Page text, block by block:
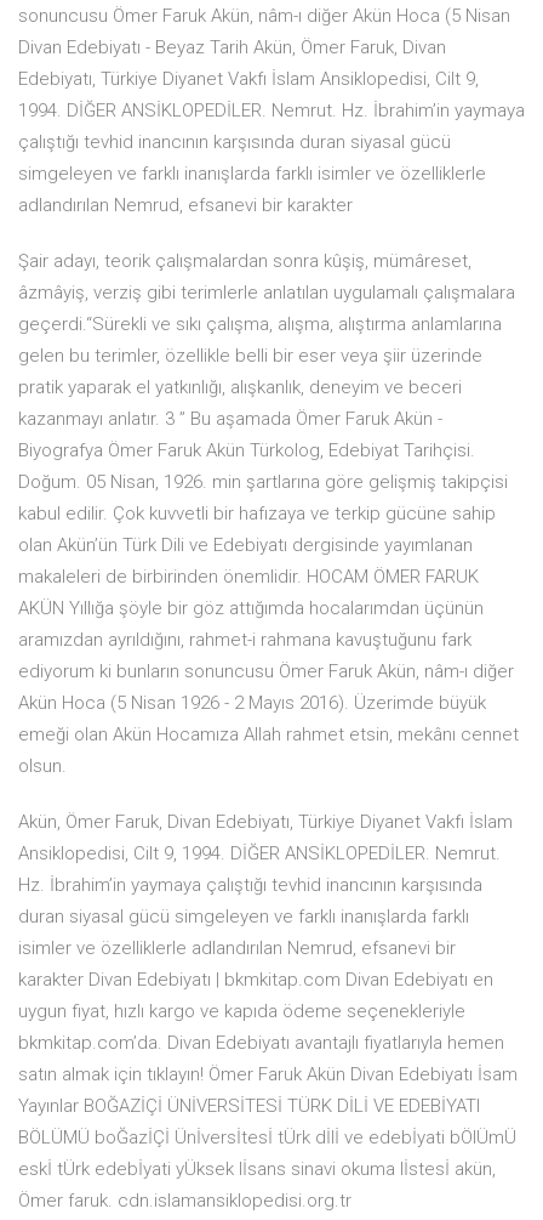
sonuncusu Ömer Faruk Akün, nâm-ı diğer Akün Hoca (5 Nisan
Divan Edebiyatı - Beyaz Tarih Akün, Ömer Faruk, Divan
Edebiyatı, Türkiye Diyanet Vakfı İslam Ansiklopedisi, Cilt 9,
1994. DİĞER ANSİKLOPEDİLER. Nemrut. Hz. İbrahim’in yaymaya
çalıştığı tevhid inancının karşısında duran siyasal gücü
simgeleyen ve farklı inanışlarda farklı isimler ve özelliklerle
adlandırılan Nemrud, efsanevi bir karakter
Şair adayı, teorik çalışmalardan sonra kûşiş, mümâreset,
âzmâyiş, verziş gibi terimlerle anlatılan uygulamalı çalışmalara
geçerdi.“Sürekli ve sıkı çalışma, alışma, alıştırma anlamlarına
gelen bu terimler, özellikle belli bir eser veya şiir üzerinde
pratik yaparak el yatkınlığı, alışkanlık, deneyim ve beceri
kazanmayı anlatır. 3 ” Bu aşamada Ömer Faruk Akün -
Biyografya Ömer Faruk Akün Türkolog, Edebiyat Tarihçisi.
Doğum. 05 Nisan, 1926. ­min şartlarına göre gelişmiş takipçisi
kabul edilir. Çok kuvvetli bir hafızaya ve terkip gücüne sahip
olan Akün’ün Türk Dili ve Edebiyatı dergisinde yayımlanan
makaleleri de birbirinden önemlidir. HOCAM ÖMER FARUK
AKÜN Yıllığa şöyle bir göz attığımda hocalarımdan üçünün
aramızdan ayrıldığını, rahmet-i rahmana kavuştuğunu fark
ediyorum ki bunların sonuncusu Ömer Faruk Akün, nâm-ı diğer
Akün Hoca (5 Nisan 1926 - 2 Mayıs 2016). Üzerimde büyük
emeği olan Akün Hocamıza Allah rahmet etsin, mekânı cennet
olsun.
Akün, Ömer Faruk, Divan Edebiyatı, Türkiye Diyanet Vakfı İslam
Ansiklopedisi, Cilt 9, 1994. DİĞER ANSİKLOPEDİLER. Nemrut.
Hz. İbrahim’in yaymaya çalıştığı tevhid inancının karşısında
duran siyasal gücü simgeleyen ve farklı inanışlarda farklı
isimler ve özelliklerle adlandırılan Nemrud, efsanevi bir
karakter Divan Edebiyatı | bkmkitap.com Divan Edebiyatı en
uygun fiyat, hızlı kargo ve kapıda ödeme seçenekleriyle
bkmkitap.com’da. Divan Edebiyatı avantajlı fiyatlarıyla hemen
satın almak için tıklayın! Ömer Faruk Akün Divan Edebiyatı İsam
Yayınlar BOĞAZİÇİ ÜNİVERSİTESİ TÜRK DİLİ VE EDEBİYATI
BÖLÜMÜ boĞazİÇİ Ünİversİtesİ tÜrk dİlİ ve edebİyati bÖlÜmÜ
eskİ tÜrk edebİyati yÜksek lİsans sinavi okuma lİstesİ akün,
Ömer faruk. cdn.islamansiklopedisi.org.tr